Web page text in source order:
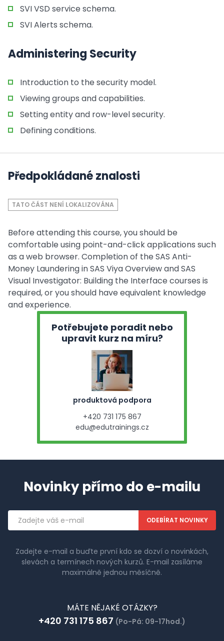
SVI VSD service schema.
SVI Alerts schema.
Administering Security
Introduction to the security model.
Viewing groups and capabilities.
Setting entity and row-level security.
Defining conditions.
Předpokládané znalosti
TATO ČÁST NENÍ LOKALIZOVÁNA
Before attending this course, you should be
comfortable using point-and-click applications such
as a web browser. Completion of the SAS Anti-
Money Laundering in SAS Viya Overview and SAS
Visual Investigator: Building the Interface courses is
required, or you should have equivalent knowledge
and experience.
Potřebujete poradit nebo
upravit kurz na míru?
produktová podpora
+420 731 175 867
edu@edutrainings.cz
Novinky přímo do e-mailu
Emailová
adresa
Zadejte e-mail a buďte první kdo se dozví o novinkách,
slevách a termínech nových kurzů. E-mail zasíláme
maximálně jednou měsíčně.
MÁTE NĚJAKÉ OTÁZKY?
+420 731 175 867 (Po-Pá: 09-17hod.)